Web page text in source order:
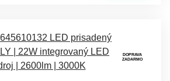
DOPRAVA
ZADARMO